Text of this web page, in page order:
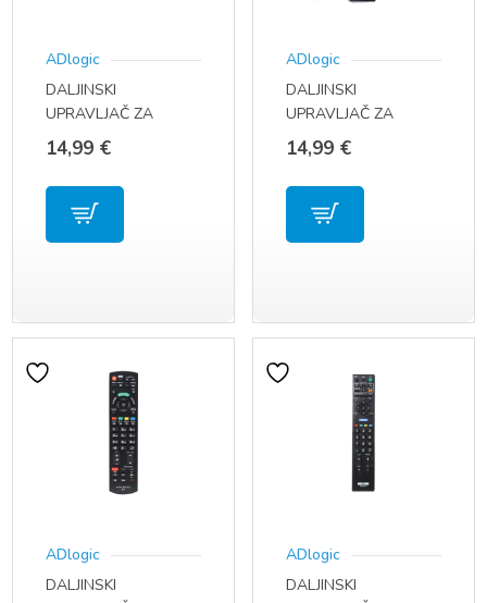
ADlogic
DALJINSKI
UPRAVLJAČ ZA
HISENSE TV LED
EN2A30 / EN2G30H /
EN2N30H / EN2B30H
14,99 €
ADlogic
DALJINSKI
UPRAVLJAČ ZA
SAMSUNG TV MODEL
UE39F5300 AA59-
00790A
14,99 €
ADlogic
DALJINSKI
ADlogic
DALJINSKI